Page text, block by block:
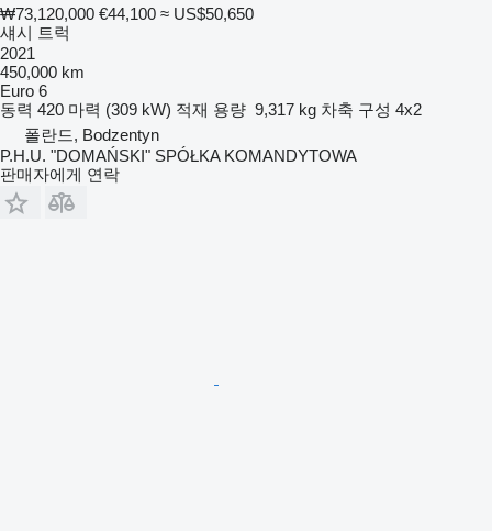
₩73,120,000 €44,100 ≈ US$50,650
섀시 트럭
2021
450,000 km
Euro 6
동력 420 마력 (309 kW) 적재 용량 9,317 kg 차축 구성 4x2
폴란드, Bodzentyn
P.H.U. "DOMAŃSKI" SPÓŁKA KOMANDYTOWA
판매자에게 연락